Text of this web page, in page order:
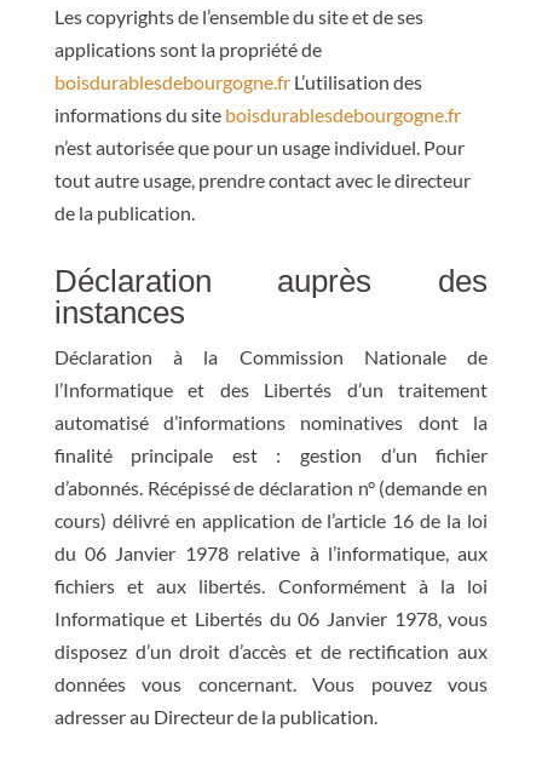
Les copyrights de l’ensemble du site et de ses
applications sont la propriété de
boisdurablesdebourgogne.frL’utilisation des
informations du site boisdurablesdebourgogne.fr
n’est autorisée que pour un usage individuel. Pour
tout autre usage, prendre contact avec le directeur
de la publication.
Déclaration auprès des
instances
Déclaration à la Commission Nationale de
l’Informatique et des Libertés d’un traitement
automatisé d’informations nominatives dont la
finalité principale est : gestion d’un fichier
d’abonnés. Récépissé de déclaration n° (demande en
cours) délivré en application de l’article 16 de la loi
du 06 Janvier 1978 relative à l’informatique, aux
fichiers et aux libertés. Conformément à la loi
Informatique et Libertés du 06 Janvier 1978, vous
disposez d’un droit d’accès et de rectification aux
données vous concernant. Vous pouvez vous
adresser au Directeur de la publication.